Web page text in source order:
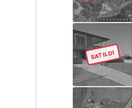
SATILDI